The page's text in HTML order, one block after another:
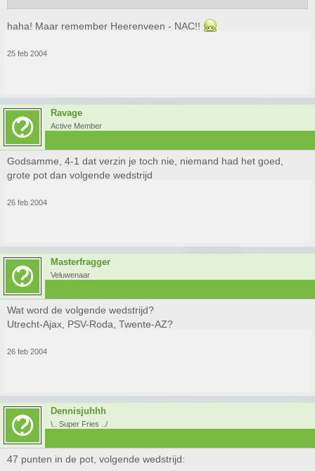
haha! Maar remember Heerenveen - NAC!!
25 feb 2004
Ravage
Active Member
Godsamme, 4-1 dat verzin je toch nie, niemand had het goed,
grote pot dan volgende wedstrijd
26 feb 2004
Masterfragger
Veluwenaar
Wat word de volgende wedstrijd?
Utrecht-Ajax, PSV-Roda, Twente-AZ?
26 feb 2004
Dennisjuhhh
\.. Super Fries ../
47 punten in de pot, volgende wedstrijd: